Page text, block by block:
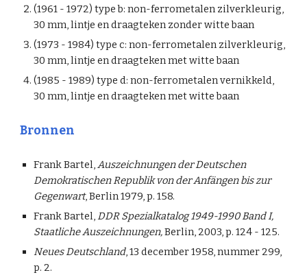
(1961 - 1972) type b: non-ferrometalen zilverkleurig,
30 mm, lintje en draagteken zonder witte baan
(1973 - 1984) type c: non-ferrometalen zilverkleurig,
30 mm, lintje en draagteken met witte baan
(1985 - 1989) type d: non-ferrometalen vernikkeld,
30 mm, lintje en draagteken met witte baan
Bronnen
Frank Bartel,Auszeichnungen der Deutschen
Demokratischen Republik von der Anfängen bis zur
Gegenwart, Berlin 1979, p. 158.
Frank Bartel,DDR Spezialkatalog 1949-1990 Band I,
Staatliche Auszeichnungen,Berlin, 2003, p. 124 - 125.
Neues Deutschland, 13 december 1958, nummer 299,
p. 2.